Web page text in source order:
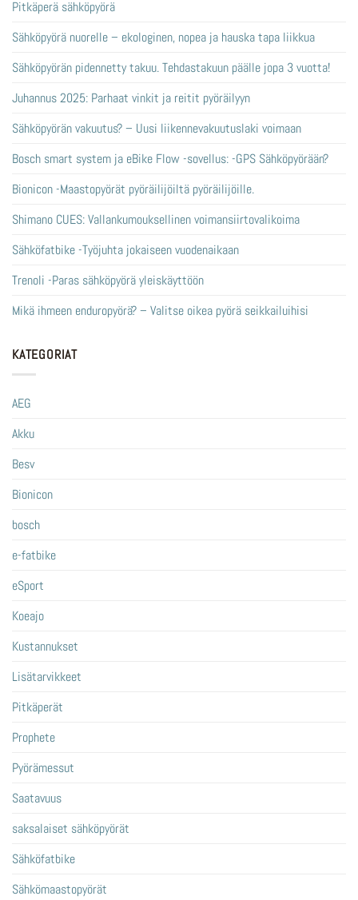
Pitkäperä sähköpyörä
Sähköpyörä nuorelle – ekologinen, nopea ja hauska tapa liikkua
Sähköpyörän pidennetty takuu. Tehdastakuun päälle jopa 3 vuotta!
Juhannus 2025: Parhaat vinkit ja reitit pyöräilyyn
Sähköpyörän vakuutus? – Uusi liikennevakuutuslaki voimaan
Bosch smart system ja eBike Flow -sovellus: -GPS Sähköpyörään?
Bionicon -Maastopyörät pyöräilijöiltä pyöräilijöille.
Shimano CUES: Vallankumouksellinen voimansiirtovalikoima
Sähköfatbike -Työjuhta jokaiseen vuodenaikaan
Trenoli -Paras sähköpyörä yleiskäyttöön
Mikä ihmeen enduropyörä? – Valitse oikea pyörä seikkailuihisi
KATEGORIAT
AEG
Akku
Besv
Bionicon
bosch
e-fatbike
eSport
Koeajo
Kustannukset
Lisätarvikkeet
Pitkäperät
Prophete
Pyörämessut
Saatavuus
saksalaiset sähköpyörät
Sähköfatbike
Sähkömaastopyörät